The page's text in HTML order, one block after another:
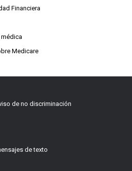
Financiera
Medicare
de no discriminación
de texto